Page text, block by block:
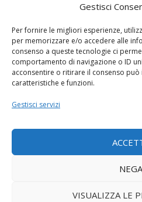
Gestisci
Per fornire le migliori esperienze,
per memorizzare e/o accedere alle
consenso a queste tecnologie ci
comportamento di navigazione o ID
acconsentire o ritirare il consenso
caratteristiche e funzioni.
Gestisci servizi
NEGA
VISUALIZZA LE
UNDER 18 A-B, ecco il
I NOSTRI SPONSOR
Calcio Panchina
Diretta.it